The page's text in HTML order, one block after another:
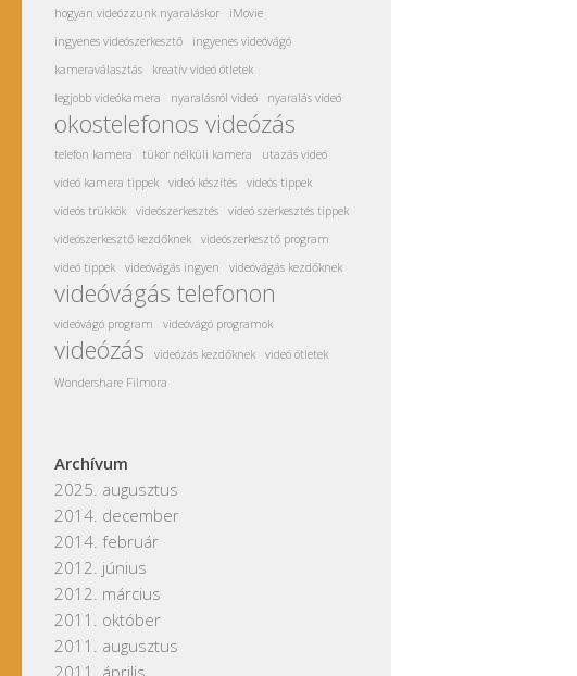
hogyan videózzunk nyaraláskor
iMovie
ingyenes videószerkesztő
ingyenes videóvágó
kameraválasztás
kreatív videó ötletek
legjobb videókamera
nyaralásról videó nyaralás videó
okostelefonos videózás
telefon kamera tükör nélküli kamera
utazás videó
videó kamera tippek
videó készítés
videós tippek
videós trükkök
videószerkesztés
videó szerkesztés tippek
videószerkesztő kezdőknek
videószerkesztő program
videó tippek
videóvágás ingyen videóvágás kezdőknek
videóvágás telefonon
videóvágó program videóvágó programok
videózás videózás kezdőknek
videó ötletek
Wondershare Filmora
Archívum
2025. augusztus
2014. december
2014. február
2012. június
2012. március
2011. október
2011. augusztus
2011. április